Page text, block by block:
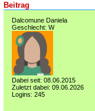
Beitrag
Dalcomune Daniela
Geschlecht: W
Dabei seit: 08.06.2015
Zuletzt dabei: 09.06.2026
Logins: 245